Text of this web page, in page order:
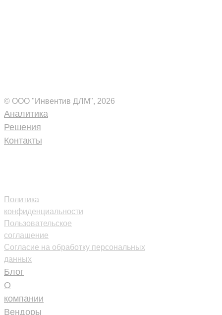
© ООО "Инвентив ДЛМ", 2026
Аналитика
Решения
Контакты
Политика
конфиденциальности
Пользовательское
соглашение
Согласие на обработку персональных
данных
Блог
О
компании
Вендоры